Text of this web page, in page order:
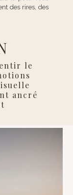
des rires, des
le
ancré